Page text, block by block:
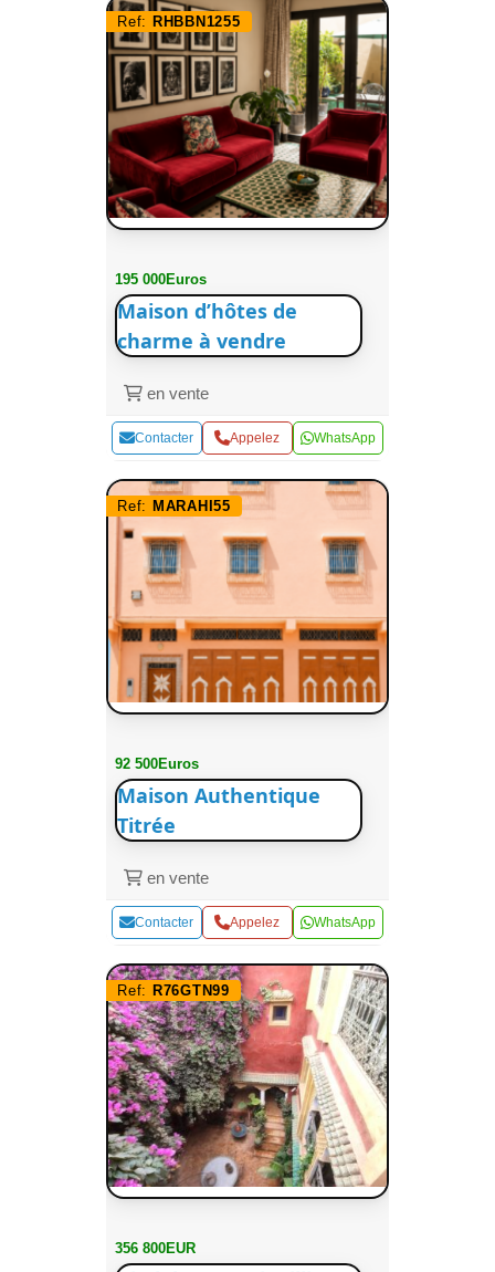
Ref: RHBBN1255
195 000Euros
Maison d’hôtes de
charme à vendre
en vente
Contacter Appelez WhatsApp
Ref: MARAHI55
92 500Euros
Maison Authentique
Titrée
en vente
Contacter Appelez WhatsApp
Ref: R76GTN99
356 800EUR